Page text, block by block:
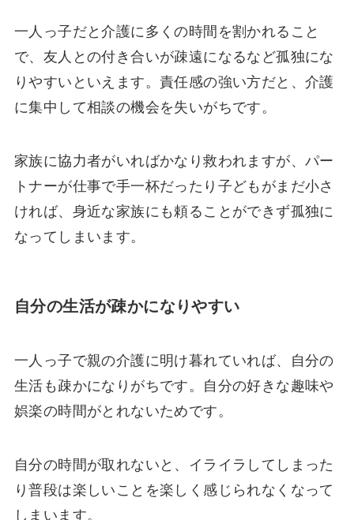
一人っ子だと介護に多くの時間を割かれること
で、友人との付き合いが疎遠になるなど孤独にな
りやすいといえます。責任感の強い方だと、介護
に集中して相談の機会を失いがちです。
家族に協力者がいればかなり救われますが、パー
トナーが仕事で手一杯だったり子どもがまだ小さ
ければ、身近な家族にも頼ることができず孤独に
なってしまいます。
自分の生活が疎かになりやすい
一人っ子で親の介護に明け暮れていれば、自分の
生活も疎かになりがちです。自分の好きな趣味や
娯楽の時間がとれないためです。
自分の時間が取れないと、イライラしてしまった
り普段は楽しいことを楽しく感じられなくなって
しまいます。